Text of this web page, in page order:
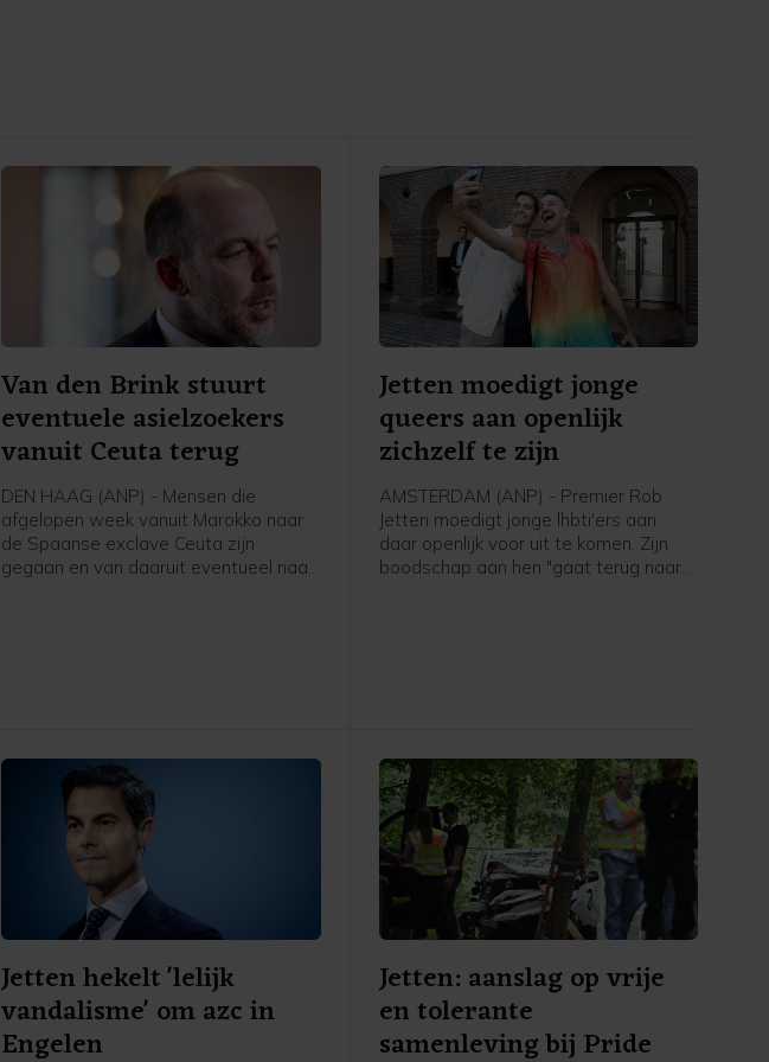
Van den Brink stuurt
eventuele asielzoekers
vanuit Ceuta terug
DEN HAAG (ANP) - Mensen die
afgelopen week vanuit Marokko naar
de Spaanse exclave Ceuta zijn
gegaan en van daaruit eventueel naar
ander land.
Jetten moedigt jonge
queers aan openlijk
zichzelf te zijn
AMSTERDAM (ANP) - Premier Rob
Jetten moedigt jonge lhbti'ers aan
daar openlijk voor uit te komen. Zijn
boodschap aan hen "gaat terug naar
Nederland", zei hij tegen een ANP-
verslaggever.
Jetten hekelt 'lelijk
vandalisme' om azc in
Engelen
Jetten: aanslag op vrije
en tolerante
samenleving bij Pride